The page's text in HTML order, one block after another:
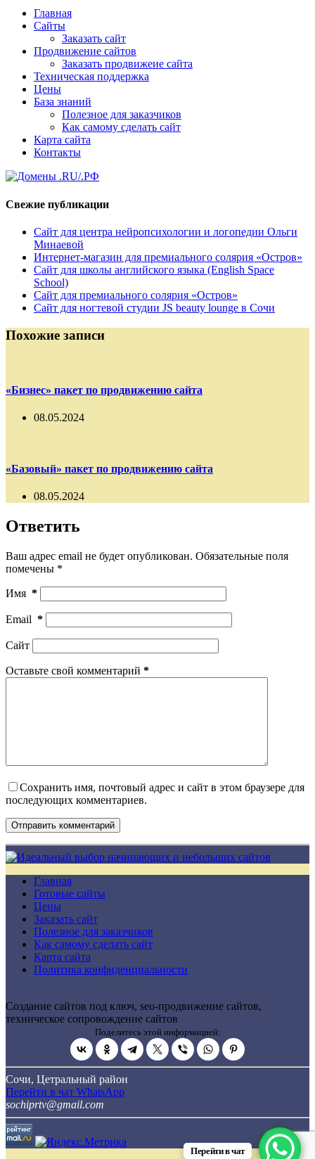
Главная
Сайты
Заказать сайт
Продвижение сайтов
Заказать продвижеие сайта
Техническая поддержка
Цены
База знаний
Полезное для заказчиков
Как самому сделать сайт
Карта сайта
Контакты
Свежие публикации
Сайт для центра нейропсихологии и логопедии Ольги
Минаевой
Интернет-магазин для премиального солярия «Остров»
Сайт для школы английского языка (English Space
School)
Сайт для премиального солярия «Остров»
Сайт для ногтевой студии JS beauty lounge в Сочи
Похожие записи
«Бизнес» пакет по продвижению сайта
08.05.2024
«Базовый» пакет по продвижению сайта
08.05.2024
Ответить
Ваш адрес email не будет опубликован. Обязательные поля
помечены *
Имя *
Email *
Сайт
Оставьте свой комментарий *
Сохранить имя, почтовый адрес и сайт в этом браузере для
последующих комментариев.
Отправить комментарий
Главная
Готовые сайты
Цены
Заказать сайт
Полезное для заказчиков
Как самому сделать сайт
Карта сайта
Политика конфиденциальности
Создание сайтов под ключ, seo-продвижение сайтов,
техническое сопровождение сайтов
Поделитесь этой информацией:
Сочи, Цетральный район
Перейти в чат WhatsApp
sochiprtv@gmail.com
Перейти в чат